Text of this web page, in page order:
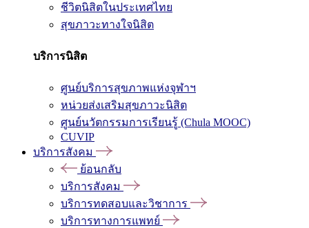
ชีวิตนิสิตในประเทศไทย
สุขภาวะทางใจนิสิต
บริการนิสิต
ศูนย์บริการสุขภาพแห่งจุฬาฯ
หน่วยส่งเสริมสุขภาวะนิสิต
ศูนย์นวัตกรรมการเรียนรู้ (Chula MOOC)
CUVIP
บริการสังคม
ย้อนกลับ
บริการสังคม
บริการทดสอบและวิชาการ
บริการทางการแพทย์